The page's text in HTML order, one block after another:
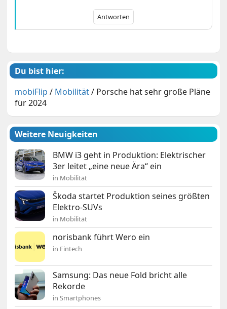
Antworten
Du bist hier:
mobiFlip / Mobilität/ Porsche hat sehr große Pläne
für 2024
Weitere Neuigkeiten
BMW i3 geht in Produktion: Elektrischer
3er leitet „eine neue Ära“ ein
in Mobilität
Škoda startet Produktion seines größten
Elektro-SUVs
in Mobilität
norisbank führt Wero ein
in Fintech
Samsung: Das neue Fold bricht alle
Rekorde
in Smartphones